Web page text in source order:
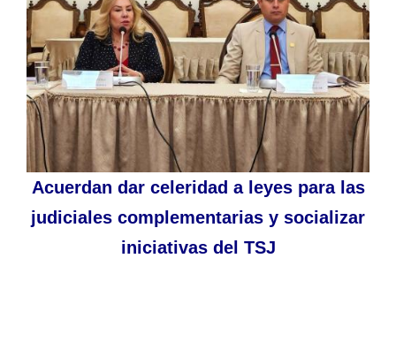
Acuerdan dar celeridad a leyes para las
judiciales complementarias y socializar
iniciativas del TSJ